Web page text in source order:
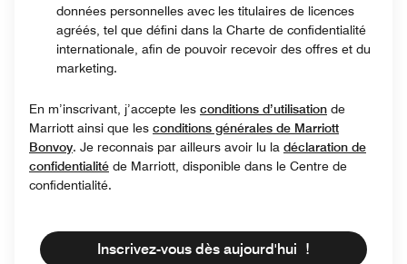
données personnelles avec les titulaires de licences
agréés, tel que défini dans la Charte de confidentialité
internationale, afin de pouvoir recevoir des offres et du
marketing.
En m’inscrivant, j’accepte les conditions d’utilisation de
Marriott ainsi que les conditions générales de Marriott
Bonvoy. Je reconnais par ailleurs avoir lu la déclaration de
confidentialité de Marriott, disponible dans le Centre de
confidentialité.
Inscrivez-vous dès aujourd'hui !